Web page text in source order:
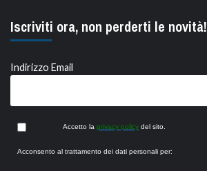
Iscriviti ora, non perderti le novità!
Indirizzo Email
Accetto la privacy policy del sito.
Acconsento al trattamento dei dati personali per: